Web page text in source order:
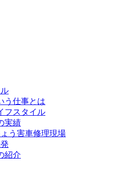
う仕事とは
フスタイル
実績
う害車修理現場
紹介